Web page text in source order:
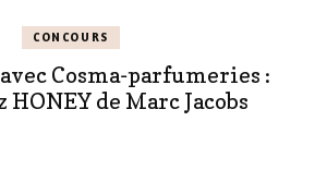
CONCOURS
avec Cosma-parfumeries :
de Marc Jacobs